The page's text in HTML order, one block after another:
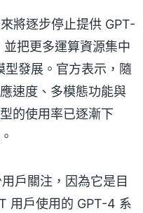
將逐步停止提供 GPT-
把更多運算資源集中
發展。官方表示，隨
速度、多模態功能與
的使用率已逐漸下
戶關注，因為它是目
用戶使用的 GPT-4 系